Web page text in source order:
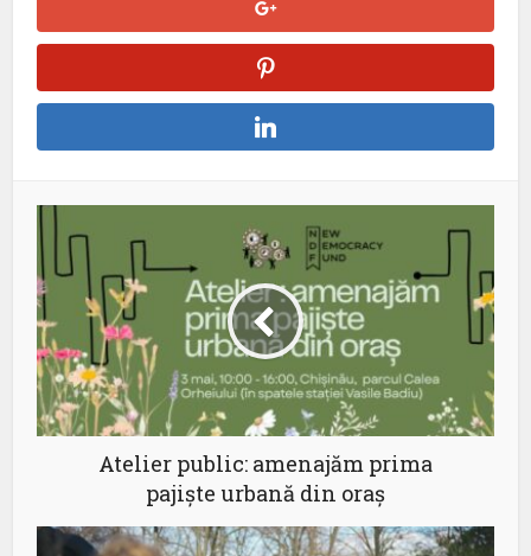
Atelier public: amenajăm prima
pajiște urbană din oraș